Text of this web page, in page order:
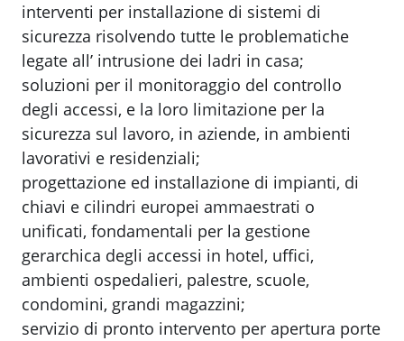
interventi per installazione di sistemi di
sicurezza risolvendo tutte le problematiche
legate all’ intrusione dei ladri in casa;
soluzioni per il monitoraggio del controllo
degli accessi, e la loro limitazione per la
sicurezza sul lavoro, in aziende, in ambienti
lavorativi e residenziali;
progettazione ed installazione di impianti, di
chiavi e cilindri europei ammaestrati o
unificati, fondamentali per la gestione
gerarchica degli accessi in hotel, uffici,
ambienti ospedalieri, palestre, scuole,
condomini, grandi magazzini;
servizio di pronto intervento per apertura porte